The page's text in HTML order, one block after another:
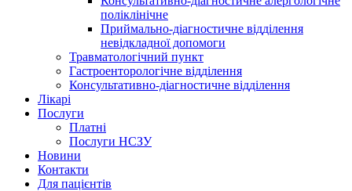
поліклінічне
Приймально-діагностичне відділення
невідкладної допомоги
Травматологічний пункт
Гастроенторологічне відділення
Консультативно-діагностичне відділення
Лікарі
Послуги
Платні
Послуги НСЗУ
Новини
Контакти
Для пацієнтів